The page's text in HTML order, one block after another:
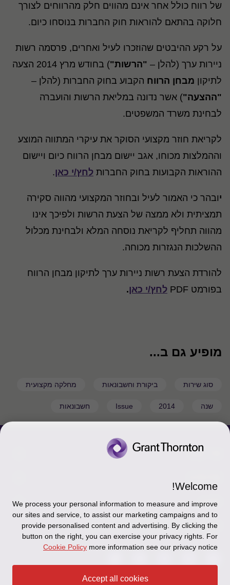
של רווח כולל אחר אינם מהווים חלק מהרווחים לצורך
חלוקה בהתאם להוראות חוק החברות בנוסחו כיום.
על רקע ההיבטים שהוזכרו לעיל ואחרים, פרסמה רשות
ניירות ערך (להלן – "הרשות"
) בחודש מרץ 2014 הצעה
לתיקון מבחן הרווח הקבוע בחוק החברות (להלן –
"ההצעה") אשר נדונה במליאת הרשות והועברה
לבחינת משרד המשפטים.
לקריאת חוזר מקצועי הסוקר את עיקרי המתווה המוצע
וההמלצות מכוחו, אגב יישום מבחן הרווח כיום ויישום
ההוראות הקבועות בחוק החברות לחץ/י כאן.
יובהר כי האמור לעיל ובחוזר המקצועי מהווה סקירה
תמציתית ולא ממצה של הצעת הרשות ולפיכך אינו
מהווה תחליף לקריאת נוסחה המלא ולבחינת מכלול
ההשלכות הנגזרות מכוחה.
להורדת הצעת רשות ניירות ערך לתיקון מבחן הרווח
בפורמט PDF
לחץ/י כאן.
מופיע גם ב...
סוג שירות ביקורת וחשבונאות מחלקה מקצועית
שנה 2014
Issue חשבונאות
צור קשר
כניסה לעובדים - דוא"ל
כניסה לעובדים - דוחות עבודה
אודותינו
זיכרון והנצחה
תקנון
מדיניות הפרטיות
Disclaimer
Ethics Hotline
עקבו אחרינו ברשתות החברתיות
Welcome!
We process your personal information to measure and improve
our sites and service, to assist our marketing campaigns and to
provide personalised content and advertising. By clicking the
button on the right, you can exercise your privacy rights. For
more information see our privacy notice
Cookie Policy
Accept all cookies